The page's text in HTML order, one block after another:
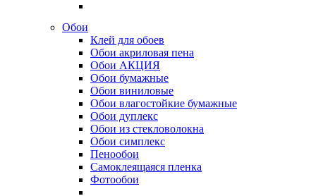
Обои
Клей для обоев
Обои акриловая пена
Обои АКЦИЯ
Обои бумажные
Обои виниловые
Обои влагостойкие бумажные
Обои дуплекс
Обои из стекловолокна
Обои симплекс
Пенообои
Самоклеящаяся пленка
Фотообои